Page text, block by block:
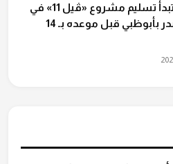
«برتڤيل» تبدأ تسليم مشروع «ڤيل 11» في
مدينة مصدر بأبوظبي قبل موعده بـ 14